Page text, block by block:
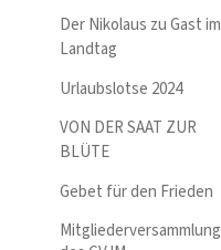
Der Nikolaus zu Gast im
Landtag
Urlaubslotse 2024
VON DER SAAT ZUR
BLÜTE
Gebet für den Frieden
Mitgliederversammlung